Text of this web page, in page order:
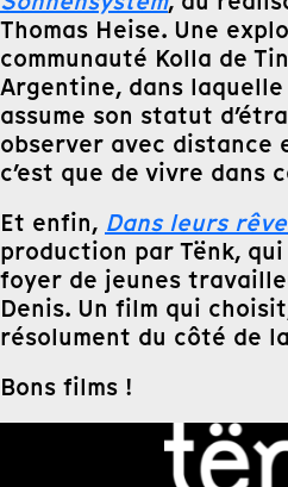
Thomas Heise. Une
communauté Kolla de
Argentine, dans
assume son statut
observer avec distance
c’est que de vivre
Et enfin, Dans leurs
production par Tënk,
foyer de jeunes
Denis. Un film qui
résolument du côté de
Bons films !